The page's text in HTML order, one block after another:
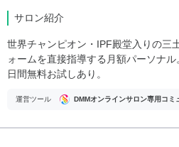
サロン紹介
世界チャンピオン・IPF殿堂入りの三
ォームを直接指導する月額パーソナ
日間無料お試しあり。
運営ツール DMMオンラインサロン専用コミ